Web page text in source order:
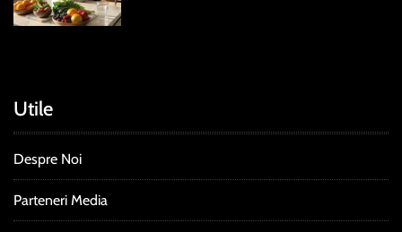
Utile
Despre Noi
Parteneri Media